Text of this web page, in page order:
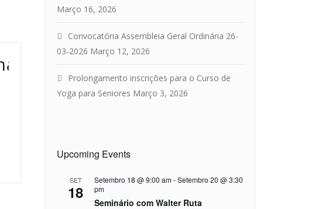
Março 16, 2026
Convocatória Assembleia Geral Ordinária 26-
03-2026 Março 12, 2026
Prolongamento inscrições para o Curso de
Yoga para Seniores Março 3, 2026
Upcoming Events
SET
18
Setembro 18 @ 9:00 am-Setembro 20 @ 3:30
pm
Seminário com Walter Ruta